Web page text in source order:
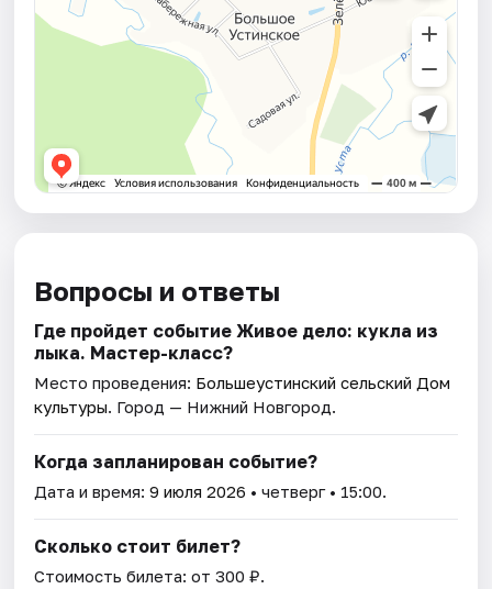
Вопросы и ответы
Где пройдет событие Живое дело: кукла из
лыка. Мастер-класс?
Место проведения: Большеустинский сельский Дом
культуры. Город — Нижний Новгород.
Когда запланирован событие?
Дата и время:9 июля 2026 • четверг • 15:00.
Сколько стоит билет?
Стоимость билета: от 300 ₽.